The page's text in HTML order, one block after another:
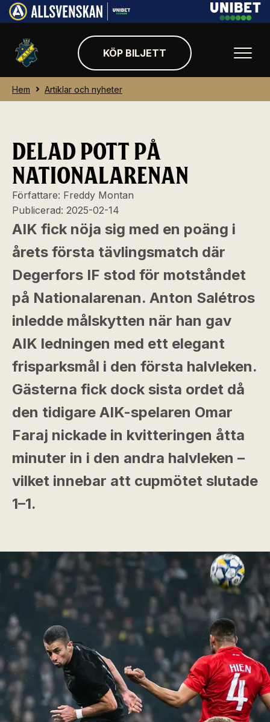
KÖP BILJETT
Hem Artiklar och nyheter
DELAD POTT PÅ
NATIONALARENAN
Författare: Freddy Montan
Publicerad: 2025-02-14
AIK fick nöja sig med en poäng i
årets första tävlingsmatch där
Degerfors IF stod för motståndet
på Nationalarenan. Anton Salétros
inledde målskytten när han gav
AIK ledningen med ett elegant
frisparksmål i den första halvleken.
Gästerna fick dock sista ordet då
den tidigare AIK-spelaren Omar
Faraj nickade in kvitteringen åtta
minuter in i den andra halvleken –
vilket innebar att cupmötet slutade
1–1.